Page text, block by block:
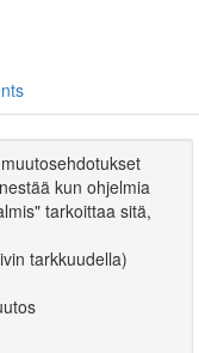
kun ohjelmia
tarkoittaa sitä,
tarkkuudella)